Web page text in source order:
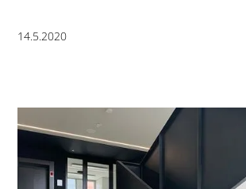
14.5.2020